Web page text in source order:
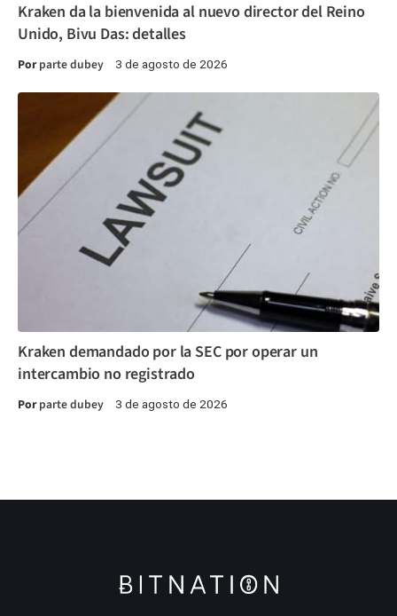
Kraken da la bienvenida al nuevo director del Reino
Unido, Bivu Das: detalles
Porparte dubey 3 de agosto de 2026
Kraken demandado por la SEC por operar un
intercambio no registrado
Porparte dubey 3 de agosto de 2026